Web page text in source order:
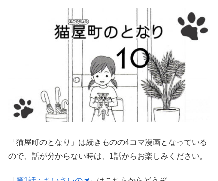
「猫屋町のとなり」は続きものの4コマ漫画となっている
ので、話が分からない時は、1話からお楽しみください。